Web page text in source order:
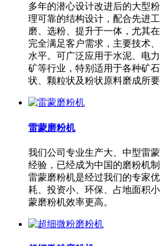
多年的潜心设计改进后的大型
理可靠的结构设计，配合先进
磨、选粉、提升于一体，尤其
完全满足客户需求，主要技术
水平。可广泛应用于水泥、电
矿等行业，特别适用于各种矿
状、颗粒状及粉状原料磨成所要
雷蒙磨粉机
我们公司专业生产大、中型雷
经验，已经成为中国的磨粉机
雷蒙磨粉机是经过我们的专家
耗、投资小、环保、占地面积
蒙磨粉机效率更高。